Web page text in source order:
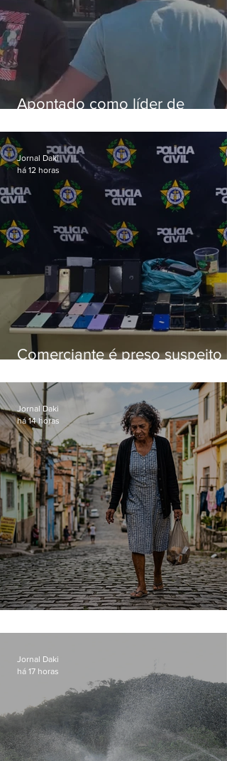
Apontado como líder de
aposentados é preso
Comerciante é preso suspeito
loja
Jornal Daki
há 12 horas
Jornal Daki
há 14 horas
Jornal Daki
há 17 horas